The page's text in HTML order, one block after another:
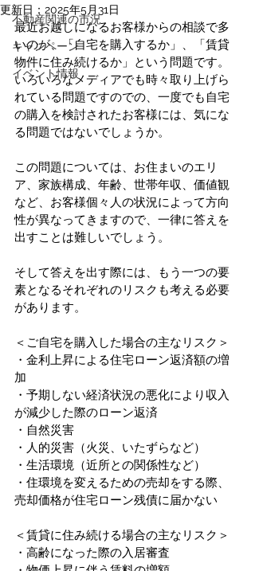
不動産関連の市況
キャンペーン
イベント情報
更新日： 2025年5月31日
最近お越しになるお客様からの相談で多
いのが、「自宅を購入するか」、「賃貸
物件に住み続けるか」という問題です。
いろいろなメディアでも時々取り上げら
れている問題ですのでの、一度でも自宅
の購入を検討されたお客様には、気にな
る問題ではないでしょうか。
この問題については、お住まいのエリ
ア、家族構成、年齢、世帯年収、価値観
など、お客様個々人の状況によって方向
性が異なってきますので、一律に答えを
出すことは難しいでしょう。
そして答えを出す際には、もう一つの要
素となるそれぞれのリスクも考える必要
があります。
＜ご自宅を購入した場合の主なリスク＞
・金利上昇による住宅ローン返済額の増
加
・予期しない経済状況の悪化により収入
が減少した際のローン返済
・自然災害
・人的災害（火災、いたずらなど）
・生活環境（近所との関係性など）
・住環境を変えるための売却をする際、
売却価格が住宅ローン残債に届かない
＜賃貸に住み続ける場合の主なリスク＞
・高齢になった際の入居審査